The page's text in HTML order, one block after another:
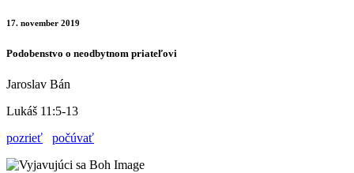
17. november 2019
Podobenstvo o neodbytnom priateľovi
Jaroslav Bán
Lukáš 11:5-13
pozrieť
počúvať